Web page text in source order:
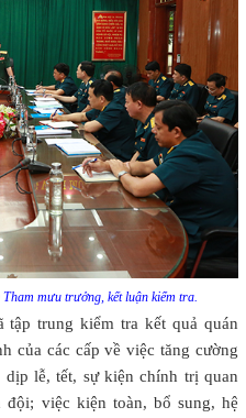
mưu trưởng, kết luận kiểm tra.
trung kiểm tra kết quả quán
của các cấp về việc tăng cường
dịp lễ, tết, sự kiện chính trị quan
việc kiện toàn, bổ sung, hệ